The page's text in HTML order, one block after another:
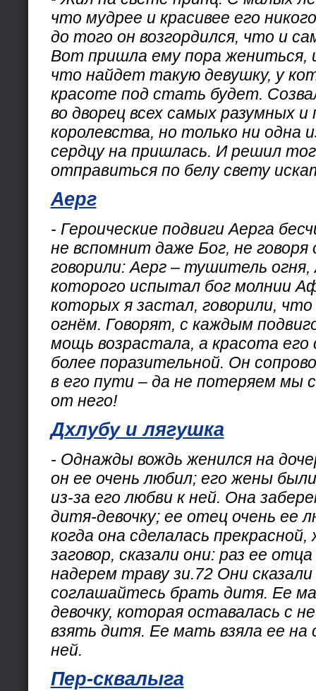
что мудрее и красивее его
до того он возгордился, что и
Вот пришла ему пора жениться,
что найдет такую девушку, у
красоте под стать будет.
во дворец всех самых разумных и
королевства, но только ни одна
сердцу на пришлась. И решил
отправиться по белу свету
Аерг
- Героические подвиги Аерга
не вспомнит даже Бог, не говоря
говорили: Аерг – тушитель
которого испытал бог молнии
которых я застал, говорили, что
огнём. Говорят, с каждым
мощь возрастала, а красота
более поразительной. Он
в его пути – да не потеряем мы
от него!
Дхлубу и лягушка
- Однажды вождь женился на
он ее очень любил; его жены
из-за его любви к ней. Она
дитя-девочку; ее отец очень ее
когда она сделалась
заговор, сказали они: раз ее
надерем траву зи.72 Они
соглашайтесь брать дитя. Ее
девочку, которая оставалась с
взять дитя. Ее мать взяла ее на
ней.
Пер-сквалыга